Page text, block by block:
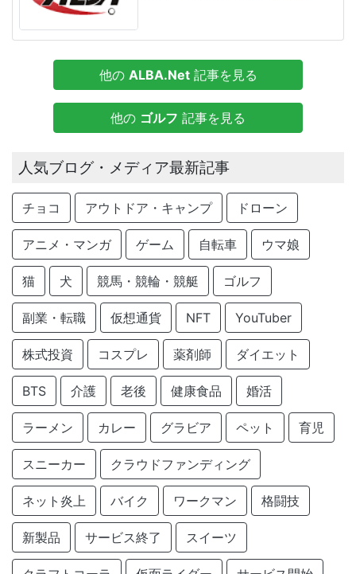
他の ALBA.Net記事を見る
他の ゴルフ 記事を見る
人気ブログ・メディア最新記事
チョコ アウトドア・キャンプ ドローン
アニメ・マンガ ゲーム 自転車 ウマ娘
猫 犬 競馬・競輪・競艇 ゴルフ
副業・転職 仮想通貨 NFT YouTuber
株式投資 コスプレ 薬剤師 ダイエット
BTS 介護 老後 健康食品 婚活
ラーメン カレー グラビア ペット 育児
スニーカー クラウドファンディング
ネット炎上 バイク ワークマン 格闘技
新製品 サービス終了 スイーツ